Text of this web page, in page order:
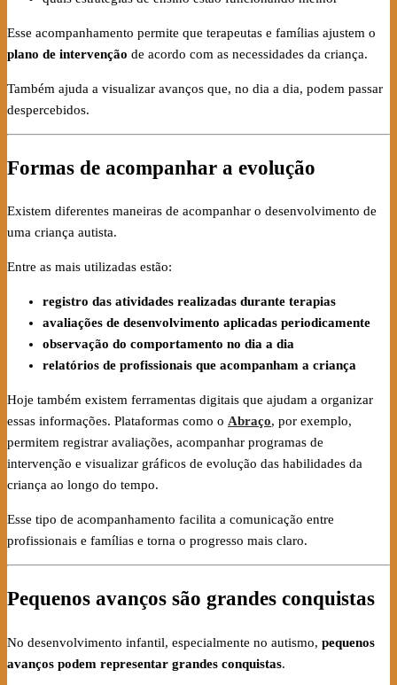
Esse acompanhamento permite que terapeutas e famílias ajustem o
plano de intervenção de acordo com as necessidades da criança.
Também ajuda a visualizar avanços que, no dia a dia, podem passar
despercebidos.
Formas de acompanhar a evolução
Existem diferentes maneiras de acompanhar o desenvolvimento de
uma criança autista.
Entre as mais utilizadas estão:
registro das atividades realizadas durante terapias
avaliações de desenvolvimento aplicadas periodicamente
observação do comportamento no dia a dia
relatórios de profissionais que acompanham a criança
Hoje também existem ferramentas digitais que ajudam a organizar
essas informações. Plataformas como o Abraço, por exemplo,
permitem registrar avaliações, acompanhar programas de
intervenção e visualizar gráficos de evolução das habilidades da
criança ao longo do tempo.
Esse tipo de acompanhamento facilita a comunicação entre
profissionais e famílias e torna o progresso mais claro.
Pequenos avanços são grandes conquistas
No desenvolvimento infantil, especialmente no autismo, pequenos
avanços podem representar grandes conquistas.